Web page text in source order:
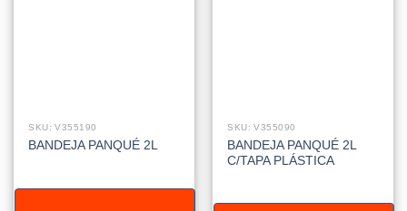
SKU: V355190
BANDEJA PANQUÉ 2L
SKU: V355090
BANDEJA PANQUÉ 2L
C/TAPA PLÁSTICA